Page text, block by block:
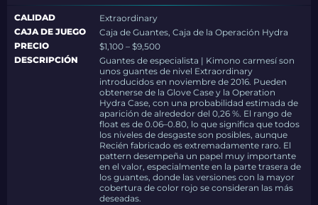
CALIDAD
Extraordinary
CAJA DE JUEGO
Caja de Guantes, Caja de la Operación Hydra
PRECIO
$1,100 – $9,500
DESCRIPCIÓN
Guantes de especialista | Kimono carmesí son
unos guantes de nivel Extraordinary
introducidos en noviembre de 2016. Pueden
obtenerse de la Glove Case y la Operation
Hydra Case, con una probabilidad estimada de
aparición de alrededor del 0,26 %. El rango de
float es de 0.06–0.80, lo que significa que todos
los niveles de desgaste son posibles, aunque
Recién fabricado es extremadamente raro. El
pattern desempeña un papel muy importante
en el valor, especialmente en la parte trasera de
los guantes, donde las versiones con la mayor
cobertura de color rojo se consideran las más
deseadas.